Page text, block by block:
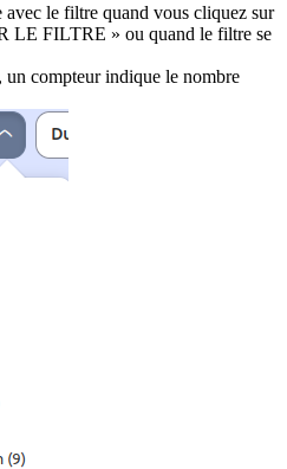
avec le filtre quand vous cliquez sur
LE FILTRE » ou quand le filtre se
un compteur indique le nombre